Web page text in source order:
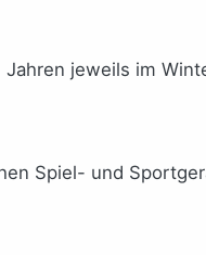
jeweils im
Spiel- und